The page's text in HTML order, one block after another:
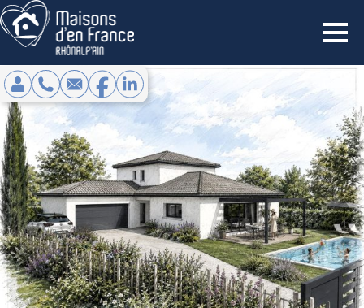
EXTENSION
QUI SOMMES-NOUS ?
NOS MÉCÉNATS
NOS PARTENAIRES
BLOG/ACTUALITÉS
ESPACE CLIENT
SUIVIS PROJET
CONTACTEZ NOUS